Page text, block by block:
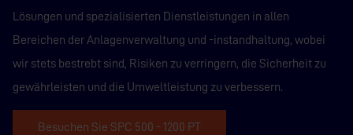
Lösungen und spezialisierten Dienstleistungen in allen
Bereichen der Anlagenverwaltung und -instandhaltung, wobei
wir stets bestrebt sind, Risiken zu verringern, die Sicherheit zu
gewährleisten und die Umweltleistung zu verbessern.
Besuchen Sie SPC 500 - 1200 PT